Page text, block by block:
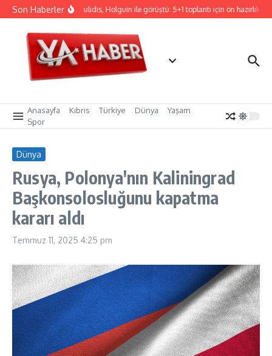
İçeriğe atla
Son HaberlerHristodulidis, Holguin ile görüştü: 5+1 toplantı için ön hazırlık
Anasayfa Kıbrıs Türkiye Dünya
Yaşam
Spor
Dünya
Rusya, Polonya'nın Kaliningrad
Başkonsolosluğunu kapatma
kararı aldı
Temmuz 11, 2025 4:25 pm